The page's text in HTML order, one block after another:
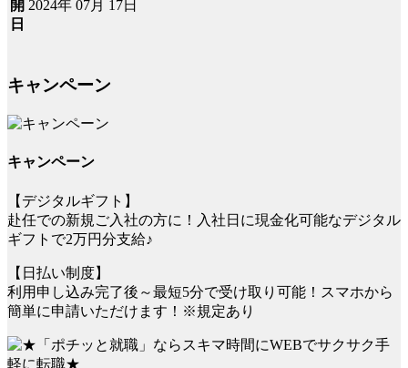
開
日
2024年 07月 17日
キャンペーン
キャンペーン
【デジタルギフト】
赴任での新規ご入社の方に！入社日に現金化可能なデジタル
ギフトで2万円分支給♪
【日払い制度】
利用申し込み完了後～最短5分で受け取り可能！スマホから
簡単に申請いただけます！※規定あり